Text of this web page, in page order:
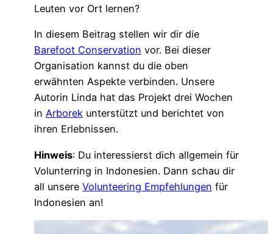
Leuten vor Ort lernen?
In diesem Beitrag stellen wir dir die
Barefoot Conservation vor. Bei dieser
Organisation kannst du die oben
erwähnten Aspekte verbinden. Unsere
Autorin Linda hat das Projekt drei Wochen
in Arborek unterstützt und berichtet von
ihren Erlebnissen.
Hinweis: Du interessierst dich allgemein für
Volunterring in Indonesien. Dann schau dir
all unsere Volunteering Empfehlungen für
Indonesien an!